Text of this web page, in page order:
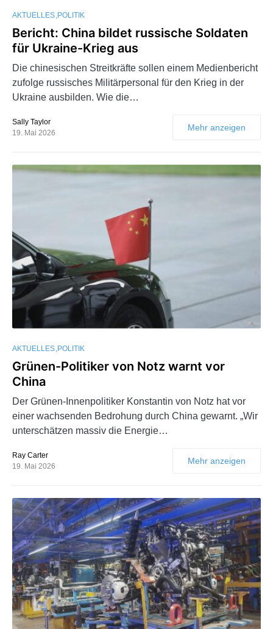
AKTUELLES POLITIK
Bericht: China bildet russische Soldaten
für Ukraine-Krieg aus
Die chinesischen Streitkräfte sollen einem Medienbericht
zufolge russisches Militärpersonal für den Krieg in der
Ukraine ausbilden. Wie die…
Sally Taylor
19. Mai 2026
Mehr anzeigen
AKTUELLES POLITIK
Grünen-Politiker von Notz warnt vor
China
Der Grünen-Innenpolitiker Konstantin von Notz hat vor
einer wachsenden Bedrohung durch China gewarnt. „Wir
unterschätzen massiv die Energie…
Ray Carter
19. Mai 2026
Mehr anzeigen